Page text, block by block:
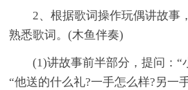
2、根据歌词操作玩偶讲故事
熟悉歌词。(木鱼伴奏)
(1)讲故事前半部分，提问：“
“他送的什么礼?一手怎么样?另一